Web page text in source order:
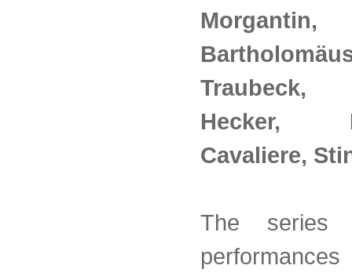
Morgantin,
Hecker,
Cavaliere,
The series